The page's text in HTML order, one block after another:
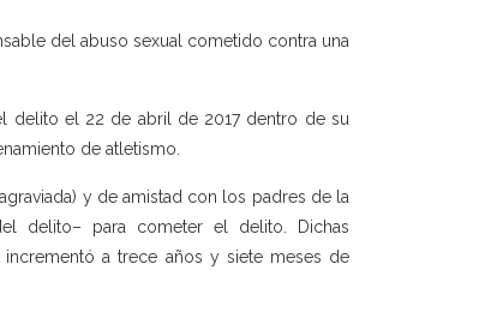
del abuso sexual cometido contra una
delito el 22 de abril de 2017 dentro de su
de atletismo.
y de amistad con los padres de la
delito– para cometer el delito. Dichas
a trece años y siete meses de